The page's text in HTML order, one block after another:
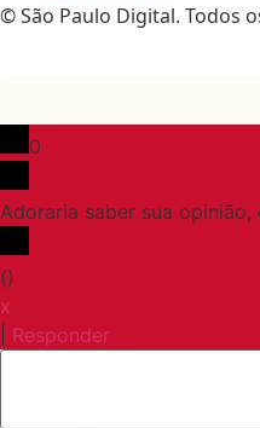
© São Paulo Digital. Todos
0
Adoraria saber sua opinião,
()
x
Responder